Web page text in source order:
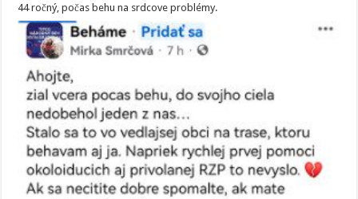
44 ročný, počas behu na srdcove problémy.